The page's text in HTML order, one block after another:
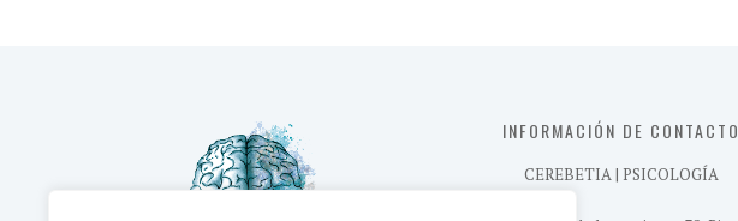
INFORMACIÓN DE CONTACTO
CEREBETIA | PSICOLOGÍA